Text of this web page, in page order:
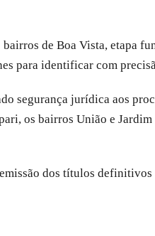
de Boa Vista, etapa
para identificar com
segurança jurídica aos
os bairros União e Jardim
dos títulos